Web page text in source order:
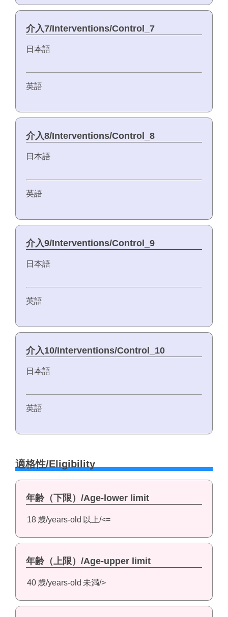
介入7/Interventions/Control_7
日本語
英語
介入8/Interventions/Control_8
日本語
英語
介入9/Interventions/Control_9
日本語
英語
介入10/Interventions/Control_10
日本語
英語
適格性/Eligibility
年齢（下限）/Age-lower limit
18 歳/years-old 以上/<=
年齢（上限）/Age-upper limit
40 歳/years-old 未満/>